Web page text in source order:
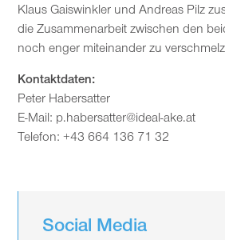
Klaus Gaiswinkler und Andreas Pilz
die Zusammenarbeit zwischen den
noch enger miteinander zu
Kontaktdaten:
Peter Habersatter
E-Mail: p.habersatter@ideal-ake.at
Telefon: +43 664 136 71 32
Social Media